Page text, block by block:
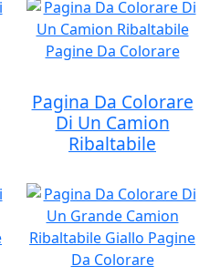
Pagina Da Colorare
Di Un Camion
Ribaltabile